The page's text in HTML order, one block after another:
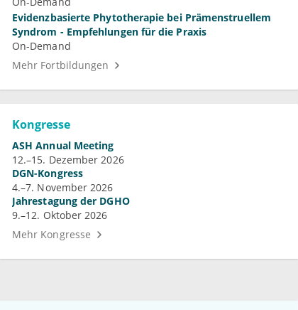
Evidenzbasierte Phytotherapie bei Prämenstruellem
Syndrom - Empfehlungen für die Praxis
On-Demand
Mehr Fortbildungen
Kongresse
ASH Annual Meeting
12.–15. Dezember 2026
DGN-Kongress
4.–7. November 2026
Jahrestagung der DGHO
9.–12. Oktober 2026
Mehr Kongresse